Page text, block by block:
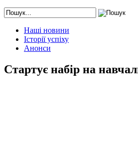
Наші новини
Історії успіху
Анонси
Стартує набір на